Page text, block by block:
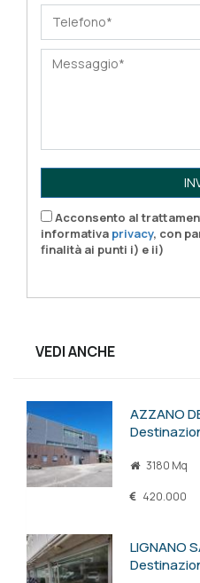
Acconsento al
informativa privacy, con
finalità ai punti i) e ii)
VEDI ANCHE
AZZANO
3180 Mq
420.000
LIGNANO